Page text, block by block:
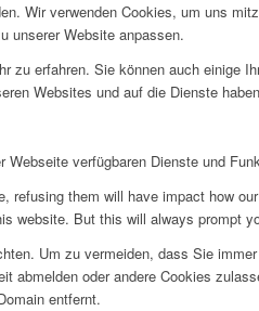
Wir verwenden Cookies, um uns
unserer Website anpassen.
zu erfahren. Sie können auch einige
Websites und auf die Dienste
verfügbaren Dienste und
them will have impact how
website. But this will always prompt
Um zu vermeiden, dass Sie
abmelden oder andere Cookies
entfernt.